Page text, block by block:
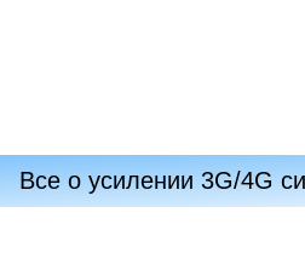
Все о усилении 3G/4G